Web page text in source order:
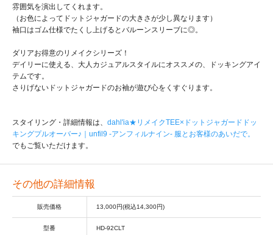
雰囲気を演出してくれます。
（お色によってドットジャガードの大きさが少し異なります）
袖口はゴム仕様でたくし上げるとバルーンスリーブに◎。
ダリアお得意のリメイクシリーズ！
デイリーに使える、大人カジュアルスタイルにオススメの、ドッキングアイ
テムです。
さりげないドットジャガードのお袖が遊び心をくすぐります。
スタイリング・詳細情報は、 dahl'ia★リメイクTEE×ドットジャガードドッ
キングプルオーバー♪｜unfil9 -アンフィルナイン- 服とお客様のあいだで。
でもご覧いただけます。
その他の詳細情報
販売価格 13,000円(税込14,300円)
型番 HD-92CLT